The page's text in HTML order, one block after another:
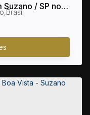
/ SP no
,Brasil